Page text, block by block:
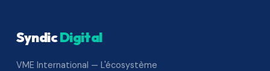
SyndicDigital
VME International — L'écosystème